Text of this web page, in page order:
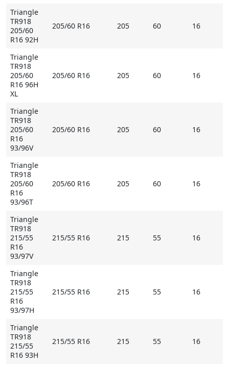
Triangle
TR918
205/60
R16 92H
205/60 R16 205 60 16
Triangle
TR918
205/60
R16 96H
XL
205/60 R16 205 60 16
Triangle
TR918
205/60
R16
93/96V
205/60 R16 205 60 16
Triangle
TR918
205/60
R16
93/96T
205/60 R16 205 60 16
Triangle
TR918
215/55
R16
93/97V
215/55 R16 215 55 16
Triangle
TR918
215/55
R16
93/97H
215/55 R16 215 55 16
Triangle
TR918
215/55
R16 93H
215/55 R16 215 55 16